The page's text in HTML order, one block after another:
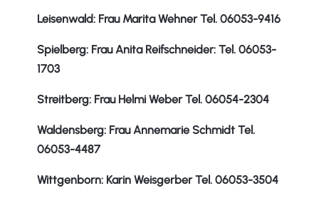
Leisenwald: Frau Marita Wehner Tel. 06053-9416
Spielberg: Frau Anita Reifschneider: Tel. 06053-
1703
Streitberg: Frau Helmi Weber Tel. 06054-2304
Waldensberg: Frau Annemarie Schmidt Tel.
06053-4487
Wittgenborn: Karin Weisgerber Tel. 06053-3504